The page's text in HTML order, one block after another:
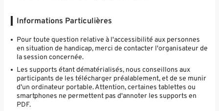
Informations Particulières
Pour toute question relative à l'accessibilité aux personnes
en situation de handicap, merci de contacter l'organisateur de
la session concernée.
Les supports étant dématérialisés, nous conseillons aux
participants de les télécharger préalablement, et de se munir
d'un ordinateur portable. Attention, certaines tablettes ou
smartphones ne permettent pas d'annoter les supports en
PDF.